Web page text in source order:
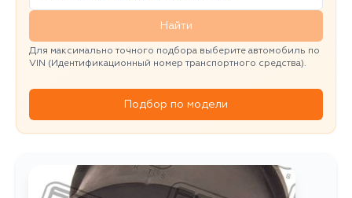
Найти
Для максимально точного подбора выберите автомобиль по
VIN (Идентификационный номер транспортного средства).
Подбор по модели